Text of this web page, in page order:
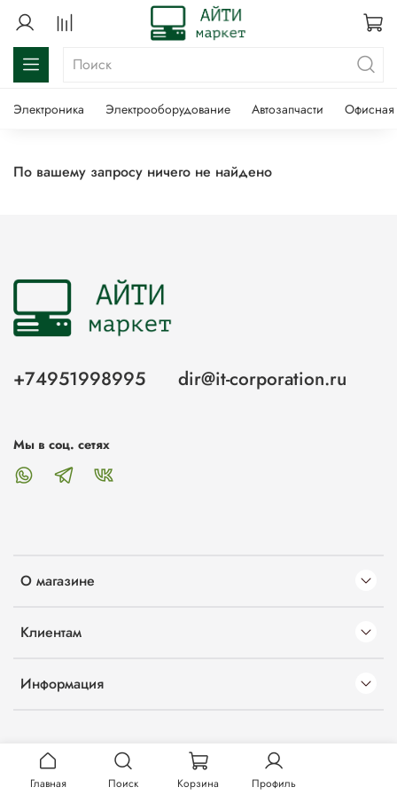
Электроника Электрооборудование Автозапчасти Офисная
По вашему запросу ничего не найдено
О магазине
Клиентам
Информация
+74951998995 dir@it-corporation.ru
Мы в соц. сетях
Главная Поиск Корзина Профиль